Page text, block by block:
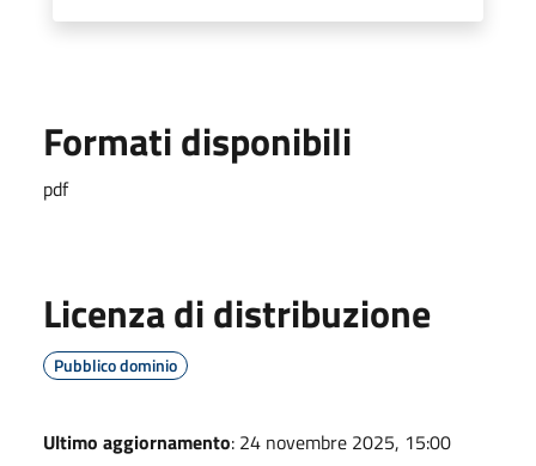
Formati disponibili
pdf
Licenza di distribuzione
Pubblico dominio
Ultimo aggiornamento: 24 novembre 2025, 15:00